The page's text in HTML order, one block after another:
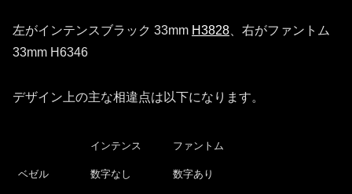
左がインテンスブラック 33mm H3828、右がファントム
33mm H6346
デザイン上の主な相違点は以下になります。
インテンス ファントム
ベゼル 数字なし 数字あり